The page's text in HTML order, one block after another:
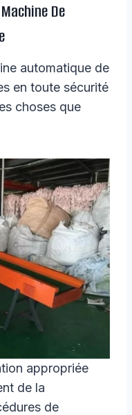
De
automatique de
en toute sécurité
choses que
appropriée
de la
de